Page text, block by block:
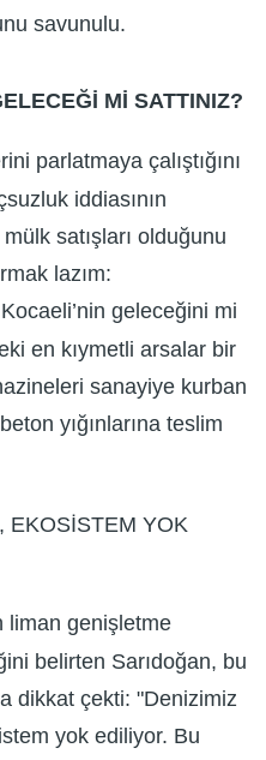
savunulu.
Mİ SATTINIZ?
parlatmaya çalıştığını
iddiasının
satışları olduğunu
lazım:
geleceğini mi
en kıymetli arsalar bir
sanayiye kurban
yığınlarına teslim
EKOSİSTEM YOK
liman genişletme
belirten Sarıdoğan, bu
dikkat çekti: "Denizimiz
yok ediliyor. Bu